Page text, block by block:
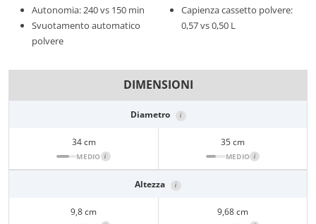
Autonomia: 240 vs 150 min
Svuotamento automatico
polvere
Capienza cassetto polvere:
0,57 vs 0,50 L
DIMENSIONI
Diametro i
34 cm
MEDIO i
35 cm
MEDIO i
Altezza i
9,8 cm 9,68 cm